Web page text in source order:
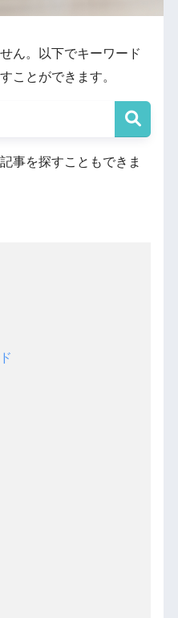
ん。以下でキーワード
ことができます。
事を探すこともできま